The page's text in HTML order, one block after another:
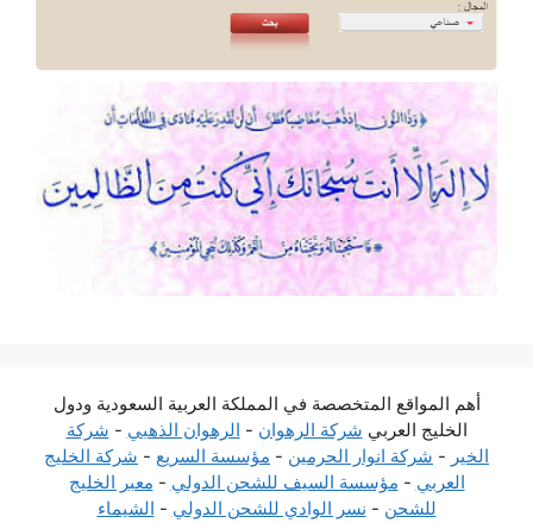
أهم المواقع المتخصصة في المملكة العربية السعودية ودول
الخليج العربي شركة الرهوان - الرهوان الذهبي - شركة
الخير - شركة انوار الحرمين - مؤسسة السريع - شركة الخليج
العربي - مؤسسة السيف للشحن الدولي - معبر الخليج
للشحن - نسر الوادي للشحن الدولي - الشيماء